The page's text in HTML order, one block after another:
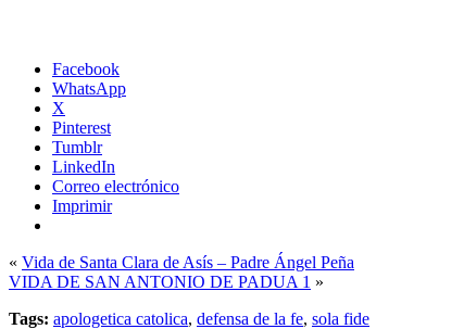
Facebook
WhatsApp
X
Pinterest
Tumblr
LinkedIn
Correo electrónico
Imprimir
« Vida de Santa Clara de Asís – Padre Ángel Peña
VIDA DE SAN ANTONIO DE PADUA 1 »
Tags: apologetica catolica, defensa de la fe, sola fide